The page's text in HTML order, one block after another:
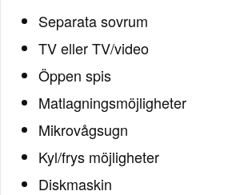
Separata sovrum
TV eller TV/video
Öppen spis
Matlagningsmöjligheter
Mikrovågsugn
Kyl/frys möjligheter
Diskmaskin